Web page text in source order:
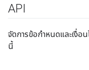
API
จัดการข้อกำหนดและเงื่อ
นี้